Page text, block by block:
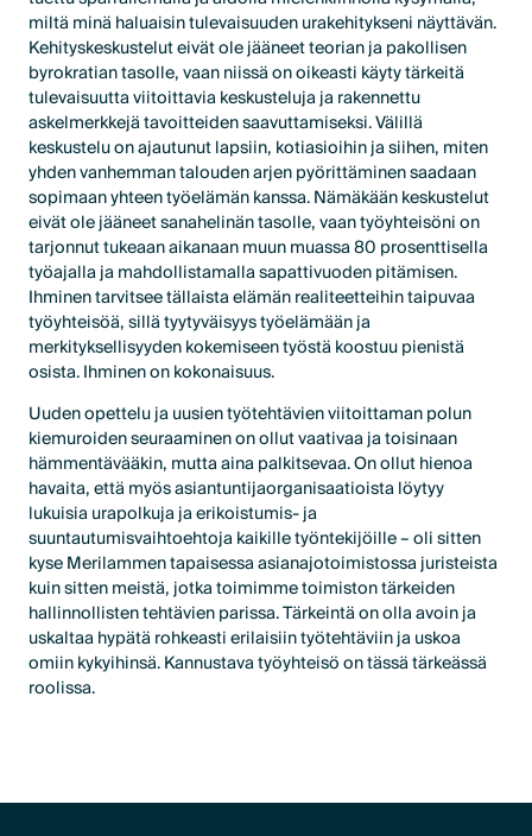
miltä minä haluaisin tulevaisuuden urakehitykseni näyttävän.
Kehityskeskustelut eivät ole jääneet teorian ja pakollisen
byrokratian tasolle, vaan niissä on oikeasti käyty tärkeitä
tulevaisuutta viitoittavia keskusteluja ja rakennettu
askelmerkkejä tavoitteiden saavuttamiseksi. Välillä
keskustelu on ajautunut lapsiin, kotiasioihin ja siihen, miten
yhden vanhemman talouden arjen pyörittäminen saadaan
sopimaan yhteen työelämän kanssa. Nämäkään keskustelut
eivät ole jääneet sanahelinän tasolle, vaan työyhteisöni on
tarjonnut tukeaan aikanaan muun muassa 80 prosenttisella
työajalla ja mahdollistamalla sapattivuoden pitämisen.
Ihminen tarvitsee tällaista elämän realiteetteihin taipuvaa
työyhteisöä, sillä tyytyväisyys työelämään ja
merkityksellisyyden kokemiseen työstä koostuu pienistä
osista. Ihminen on kokonaisuus.
Uuden opettelu ja uusien työtehtävien viitoittaman polun
kiemuroiden seuraaminen on ollut vaativaa ja toisinaan
hämmentävääkin, mutta aina palkitsevaa. On ollut hienoa
havaita, että myös asiantuntijaorganisaatioista löytyy
lukuisia urapolkuja ja erikoistumis- ja
suuntautumisvaihtoehtoja kaikille työntekijöille – oli sitten
kyse Merilammen tapaisessa asianajotoimistossa juristeista
kuin sitten meistä, jotka toimimme toimiston tärkeiden
hallinnollisten tehtävien parissa. Tärkeintä on olla avoin ja
uskaltaa hypätä rohkeasti erilaisiin työtehtäviin ja uskoa
omiin kykyihinsä. Kannustava työyhteisö on tässä tärkeässä
roolissa.